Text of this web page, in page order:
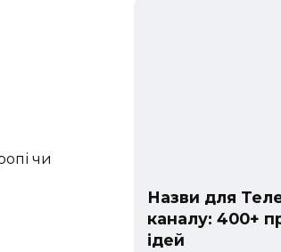
чи
Назви для
каналу: 400+
ідей